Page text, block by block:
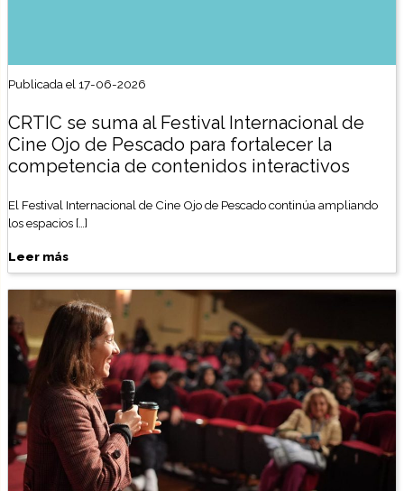
Publicada el 17-06-2026
CRTIC se suma al Festival Internacional de
Cine Ojo de Pescado para fortalecer la
competencia de contenidos interactivos
El Festival Internacional de Cine Ojo de Pescado continúa ampliando
los espacios […]
Leer más